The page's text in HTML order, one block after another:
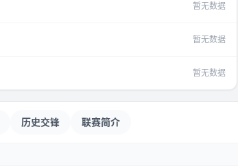
暂无数据
暂无数据
暂无数据
历史交锋 联赛简介